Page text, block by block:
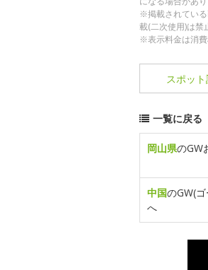
※掲載されてい
載(二次使用)は禁
※表示料金は消費
スポッ
一覧に戻る
岡山県のGW
中国のGW(
へ